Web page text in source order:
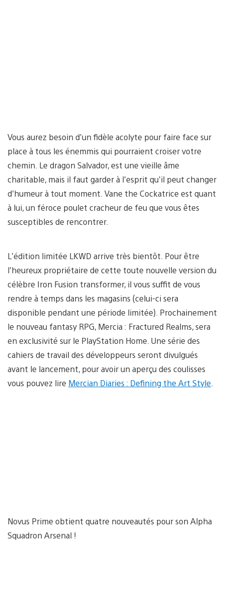
Vous aurez besoin d’un fidèle acolyte pour faire face sur
place à tous les énemmis qui pourraient croiser votre
chemin. Le dragon Salvador, est une vieille âme
charitable, mais il faut garder à l’esprit qu’il peut changer
d’humeur à tout moment. Vane the Cockatrice est quant
à lui, un féroce poulet cracheur de feu que vous êtes
susceptibles de rencontrer.
L’édition limitée LKWD arrive très bientôt. Pour être
l’heureux propriétaire de cette toute nouvelle version du
célèbre Iron Fusion transformer, il vous suffit de vous
rendre à temps dans les magasins (celui-ci sera
disponible pendant une période limitée). Prochainement
le nouveau fantasy RPG, Mercia : Fractured Realms, sera
en exclusivité sur le PlayStation Home. Une série des
cahiers de travail des développeurs seront divulgués
avant le lancement, pour avoir un aperçu des coulisses
vous pouvez lire Mercian Diaries : Defining the Art Style
Novus Prime obtient quatre nouveautés pour son Alpha
Squadron Arsenal !